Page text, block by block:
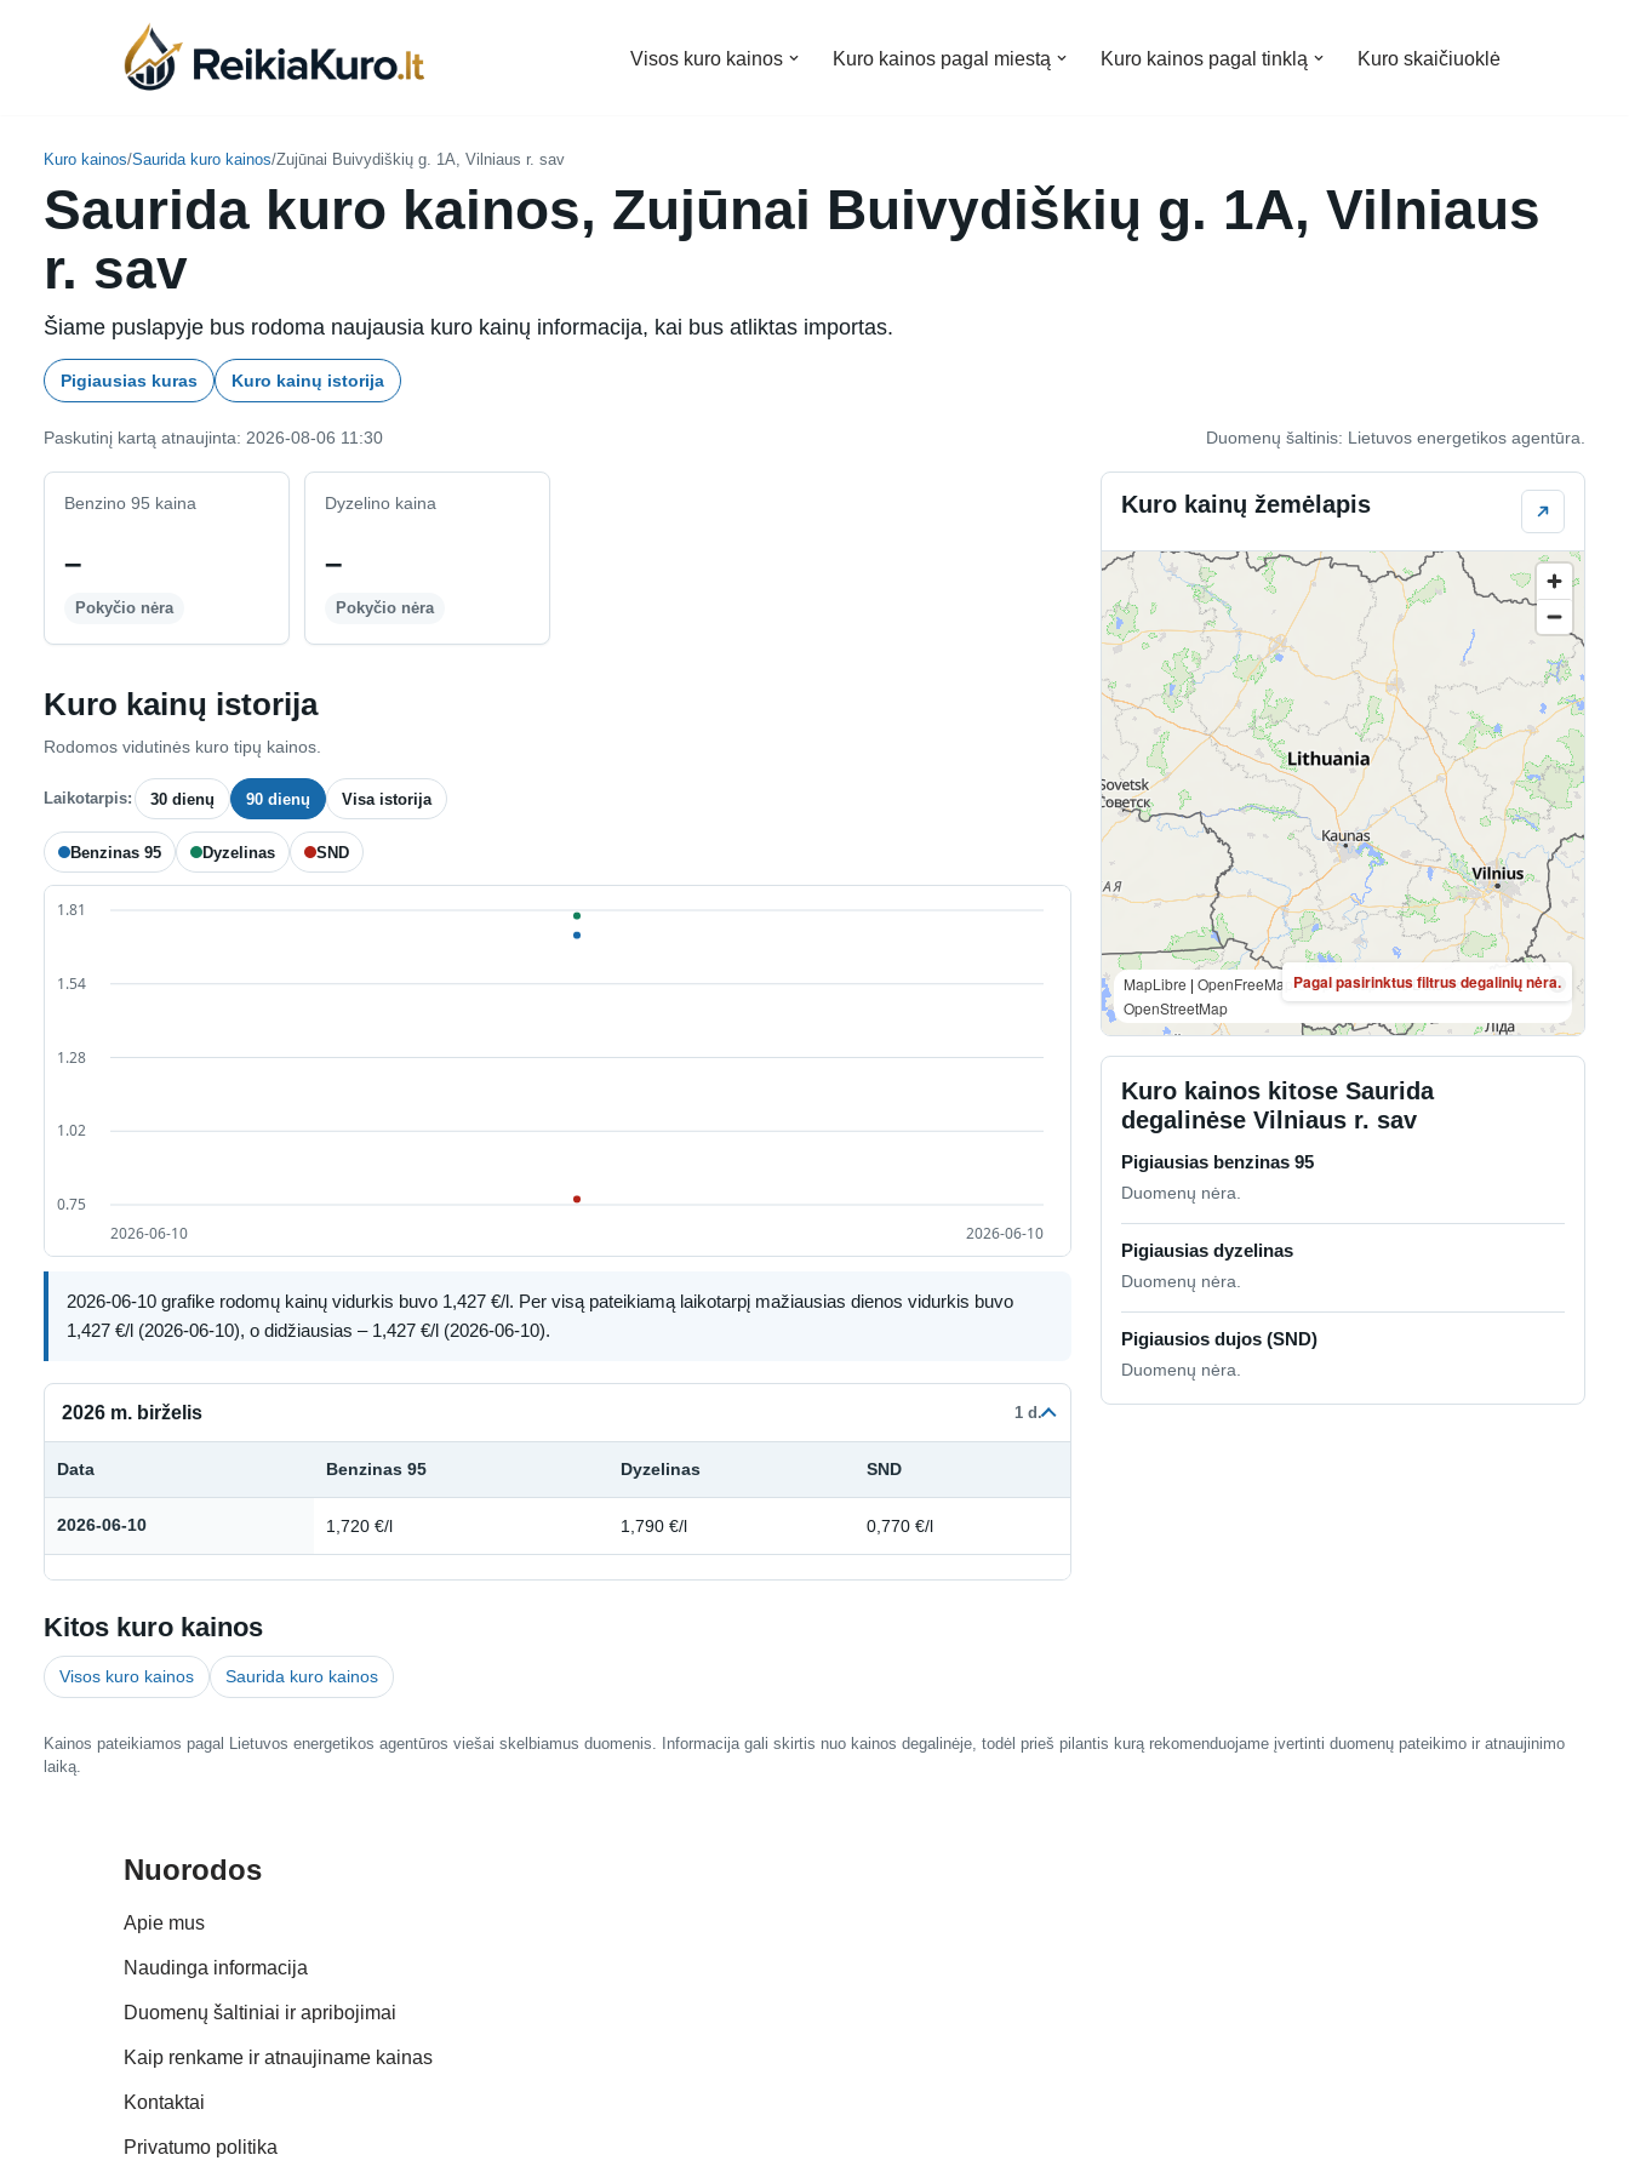
Visos kuro kainos Kuro kainos pagal miestą Kuro kainos pagal tinklą Kuro skaičiuoklė
Kuro kainos/Saurida kuro kainos/Zujūnai Buivydiškių g. 1A, Vilniaus r. sav
Saurida kuro kainos, Zujūnai Buivydiškių g. 1A, Vilniaus
r. sav
Šiame puslapyje bus rodoma naujausia kuro kainų informacija, kai bus atliktas importas.
Pigiausias kuras Kuro kainų istorija
Paskutinį kartą atnaujinta: 2026-08-06 11:30 Duomenų šaltinis: Lietuvos energetikos agentūra.
Benzino 95 kaina
–
Pokyčio nėra
Dyzelino kaina
–
Pokyčio nėra
Kuro kainų istorija
Rodomos vidutinės kuro tipų kainos.
Laikotarpis: 30 dienų 90 dienų Visa istorija
Benzinas 95 Dyzelinas SND
2026-06-10 grafike rodomų kainų vidurkis buvo 1,427 €/l. Per visą pateikiamą laikotarpį mažiausias dienos vidurkis buvo
1,427 €/l (2026-06-10), o didžiausias – 1,427 €/l (2026-06-10).
2026 m. birželis 1 d.
Kuro kainų istorija: 2026 m. birželis
Data Benzinas 95 Dyzelinas SND
2026-06-10 1,720 €/l 1,790 €/l 0,770 €/l
Kitos kuro kainos
Visos kuro kainos Saurida kuro kainos
Kuro kainų žemėlapis
MapLibre | OpenFreeMap © OpenMapTilesData from
OpenStreetMap
Pagal pasirinktus filtrus degalinių nėra.
Kuro kainos kitose Saurida
degalinėse Vilniaus r. sav
Pigiausias benzinas 95
Duomenų nėra.
Pigiausias dyzelinas
Duomenų nėra.
Pigiausios dujos (SND)
Duomenų nėra.
Kainos pateikiamos pagal Lietuvos energetikos agentūros viešai skelbiamus duomenis. Informacija gali skirtis nuo kainos degalinėje, todėl prieš pilantis kurą rekomenduojame įvertinti duomenų pateikimo ir atnaujinimo
laiką.
Nuorodos
Apie mus
Naudinga informacija
Duomenų šaltiniai ir apribojimai
Kaip renkame ir atnaujiname kainas
Kontaktai
Privatumo politika